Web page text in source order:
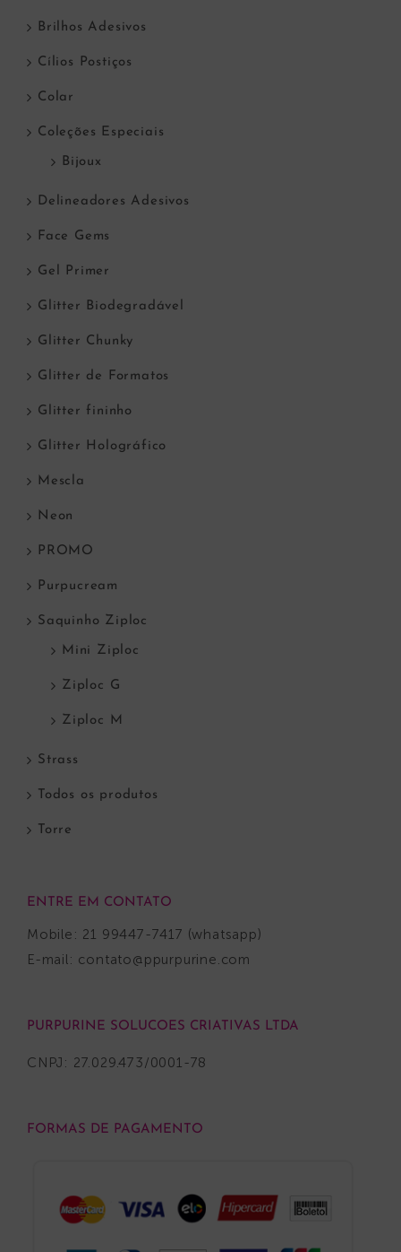
Brilhos Adesivos
Cílios Postiços
Colar
Coleções Especiais
Bijoux
Delineadores Adesivos
Face Gems
Gel Primer
Glitter Biodegradável
Glitter Chunky
Glitter de Formatos
Glitter fininho
Glitter Holográfico
Mescla
Neon
PROMO
Purpucream
Saquinho Ziploc
Mini Ziploc
Ziploc G
Ziploc M
Strass
Todos os produtos
Torre
ENTRE EM CONTATO
Mobile: 21 99447-7417 (whatsapp)
E-mail: contato@ppurpurine.com
PURPURINE SOLUCOES CRIATIVAS LTDA
CNPJ: 27.029.473/0001-78
FORMAS DE PAGAMENTO